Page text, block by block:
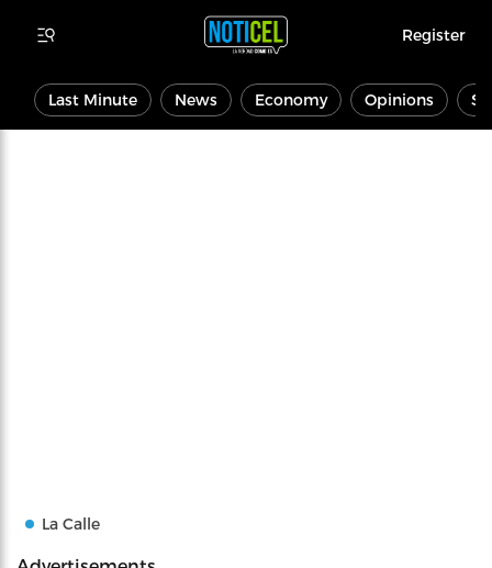
Register
Last Minute News Economy Opinions
La Calle